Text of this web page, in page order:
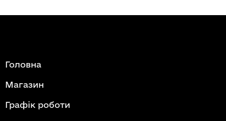
Головна
Магазин
Графік роботи